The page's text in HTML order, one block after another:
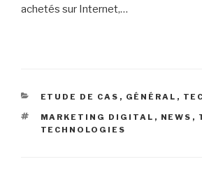
achetés sur Internet,…
CATÉGORIES
ETUDE DE CAS , GÉNÉRAL ,
ÉTIQUETTES
MARKETING DIGITAL , NEWS ,
TECHNOLOGIES